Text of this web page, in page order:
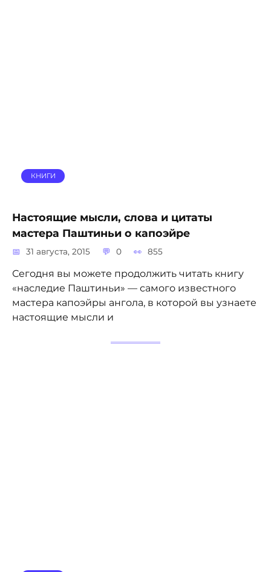
КНИГИ
Настоящие мысли, слова и цитаты
мастера Паштиньи о капоэйре
31 августа, 2015 0 855
Сегодня вы можете продолжить читать книгу
«наследие Паштиньи» — самого известного
мастера капоэйры ангола, в которой вы узнаете
настоящие мысли и